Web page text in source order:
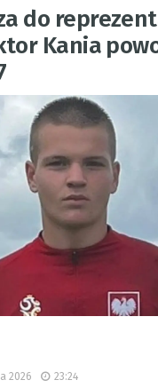
do
Kania
2026 23:24